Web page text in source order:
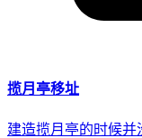
揽月亭移址
建造揽月亭的时候